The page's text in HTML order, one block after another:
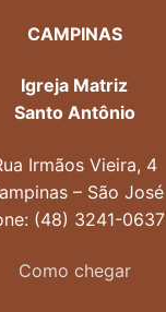
CAMPINAS
Igreja Matriz
Santo Antônio
Irmãos Vieira, 4
– São José
(48) 3241-0637
Como chegar